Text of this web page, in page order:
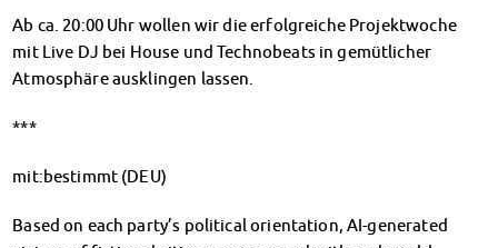
Wohnen
Wohnheime im Überblick
Wohnheime in Magdeburg
MIT einander – FÜR einander
Schadensmeldung
Ab ca. 20:00 Uhr wollen wir die erfolgreiche Projektwoche
mit Live DJ bei House und Technobeats in gemütlicher
Atmosphäre ausklingen lassen.
***
mit:bestimmt (DEU)
Based on each party’s political orientation, AI-generated